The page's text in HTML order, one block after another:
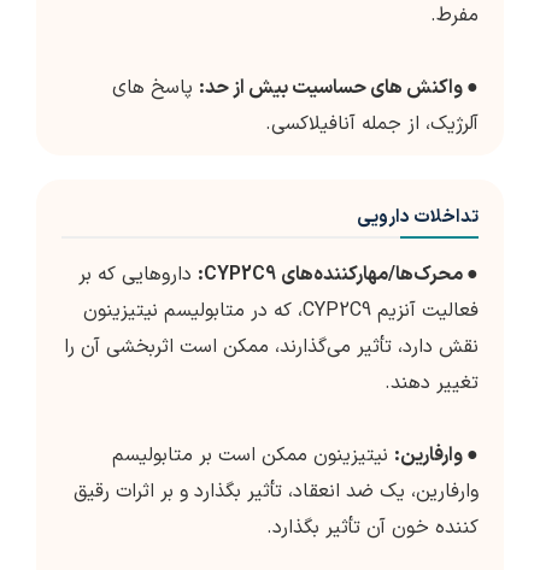
مفرط.
●واکنش های حساسیت بیش از حد: پاسخ های
آلرژیک، از جمله آنافیلاکسی.
تداخلات دارویی
●محرک‌ها/مهارکننده‌های CYP2C9:
داروهایی که بر
فعالیت آنزیم CYP2C9، که در متابولیسم نیتیزینون
نقش دارد، تأثیر می‌گذارند، ممکن است اثربخشی آن را
تغییر دهند.
●وارفارین: نیتیزینون ممکن است بر متابولیسم
وارفارین، یک ضد انعقاد، تأثیر بگذارد و بر اثرات رقیق
کننده خون آن تأثیر بگذارد.